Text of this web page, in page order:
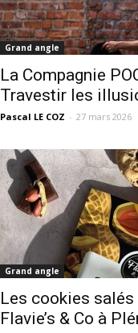
Grand angle
La Compagnie
Travestir les
Pascal LE COZ - 27 mars 2026
Grand angle
Les cookies
Flavie’s & Co à